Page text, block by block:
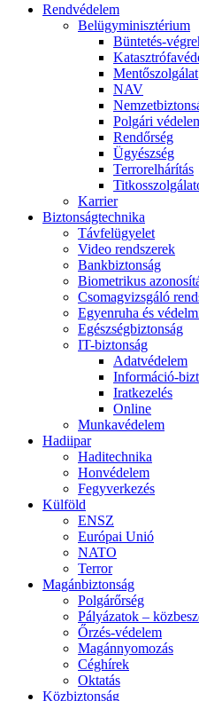
Rendvédelem
Belügyminisztérium
Büntetés-
Mentőszolgálat
NAV
Polgári
Rendőrség
Ügyészség
Terrorelhárítás
Karrier
Biztonságtechnika
Távfelügyelet
Video rendszerek
Bankbiztonság
Biometrikus
Csomagvizsgáló
Egyenruha és
Egészségbiztonság
IT-biztonság
Adatvédelem
Információ-
Iratkezelés
Online
Munkavédelem
Hadiipar
Haditechnika
Honvédelem
Fegyverkezés
Külföld
ENSZ
Európai Unió
NATO
Terror
Magánbiztonság
Polgárőrség
Pályázatok –
Őrzés-védelem
Magánnyomozás
Céghírek
Oktatás
Közbiztonság